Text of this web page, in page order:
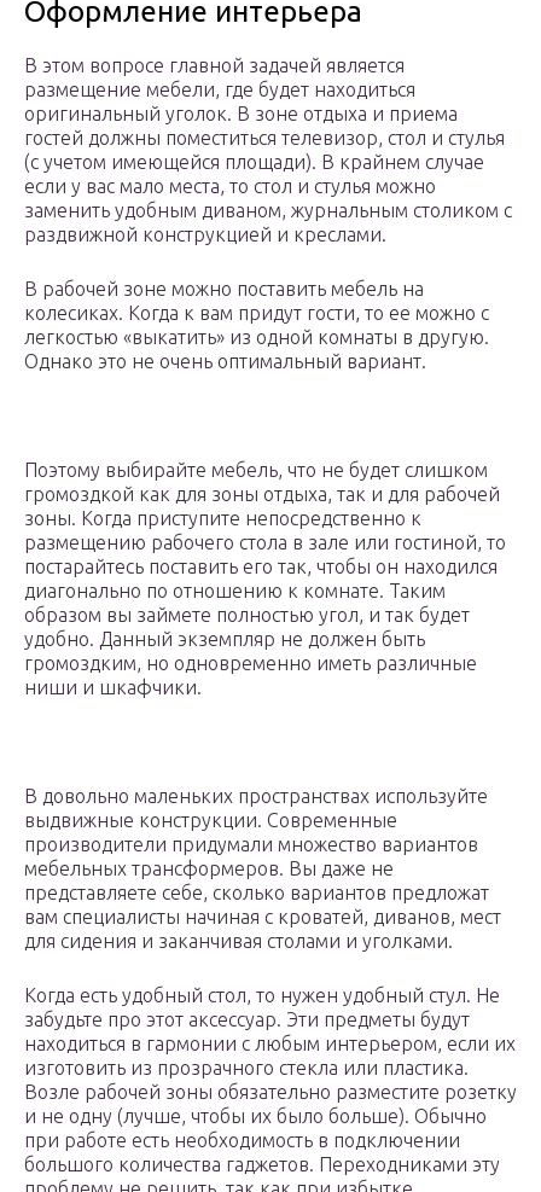
Оформление интерьера
В этом вопросе главной задачей является
размещение мебели, где будет находиться
оригинальный уголок. В зоне отдыха и приема
гостей должны поместиться телевизор, стол и стулья
(с учетом имеющейся площади). В крайнем случае
если у вас мало места, то стол и стулья можно
заменить удобным диваном, журнальным столиком с
раздвижной конструкцией и креслами.
В рабочей зоне можно поставить мебель на
колесиках. Когда к вам придут гости, то ее можно с
легкостью «выкатить» из одной комнаты в другую.
Однако это не очень оптимальный вариант.
Поэтому выбирайте мебель, что не будет слишком
громоздкой как для зоны отдыха, так и для рабочей
зоны. Когда приступите непосредственно к
размещению рабочего стола в зале или гостиной, то
постарайтесь поставить его так, чтобы он находился
диагонально по отношению к комнате. Таким
образом вы займете полностью угол, и так будет
удобно. Данный экземпляр не должен быть
громоздким, но одновременно иметь различные
ниши и шкафчики.
В довольно маленьких пространствах используйте
выдвижные конструкции. Современные
производители придумали множество вариантов
мебельных трансформеров. Вы даже не
представляете себе, сколько вариантов предложат
вам специалисты начиная с кроватей, диванов, мест
для сидения и заканчивая столами и уголками.
Когда есть удобный стол, то нужен удобный стул. Не
забудьте про этот аксессуар. Эти предметы будут
находиться в гармонии с любым интерьером, если их
изготовить из прозрачного стекла или пластика.
Возле рабочей зоны обязательно разместите розетку
и не одну (лучше, чтобы их было больше). Обычно
при работе есть необходимость в подключении
большого количества гаджетов. Переходниками эту